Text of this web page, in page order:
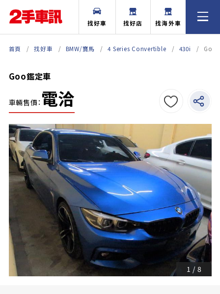
找好車 找好店 找海外車
首頁 找好車 BMW/寶馬 4 Series Convertible 430i Goo
Goo鑑定車
車輛售價： 電洽
1 / 8